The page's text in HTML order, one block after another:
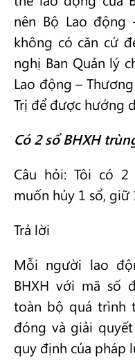
nên Bộ Lao động
không có căn cứ
nghị Ban Quản lý
Lao động –
Trị để được hướng
Có 2 sổ BHXH
Câu hỏi: Tôi có
muốn hủy 1 sổ,
Trả lời
Mỗi người lao
BHXH với mã số
toàn bộ quá trình
đóng và giải quyết
quy định của pháp